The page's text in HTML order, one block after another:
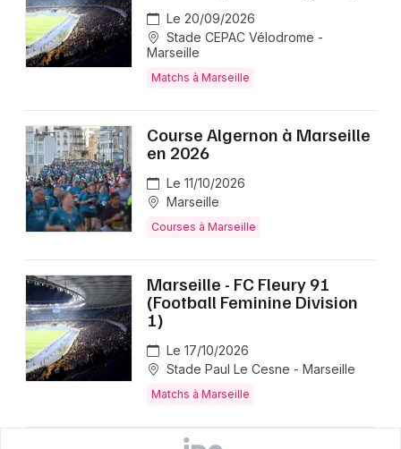
Le 20/09/2026
Stade CEPAC Vélodrome -
Marseille
Matchs à Marseille
Course Algernon à Marseille
en 2026
Le 11/10/2026
Marseille
Courses à Marseille
Marseille - FC Fleury 91
(Football Feminine Division
1)
Le 17/10/2026
Stade Paul Le Cesne - Marseille
Matchs à Marseille